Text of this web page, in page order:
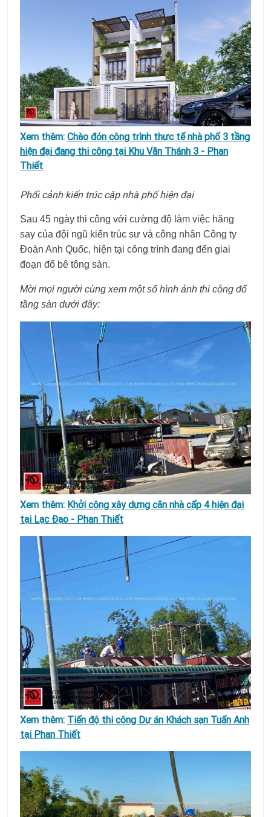
Xem thêm: Chào đón công trình thực tế nhà phố 3 tầng
hiện đại đang thi công tại Khu Văn Thánh 3 - Phan
Thiết
Phối cảnh kiến trúc cặp nhà phố hiện đại
Sau 45 ngày thi công với cường độ làm việc hăng
say của đội ngũ kiến trúc sư và công nhân Công ty
Đoàn Anh Quốc, hiện tại công trình đang đến giai
đoạn đổ bê tông sàn.
Mời mọi người cùng xem một số hình ảnh thi công đổ
tầng sàn dưới đây:
Xem thêm: Khởi công xây dựng căn nhà cấp 4 hiện đại
tại Lạc Đạo - Phan Thiết
Xem thêm: Tiến độ thi công Dự án Khách sạn Tuấn Anh
tại Phan Thiết